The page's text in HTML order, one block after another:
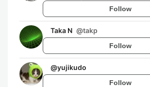
Follow
Taka N @takp
Follow
@yujikudo
Follow